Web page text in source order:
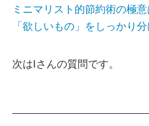
ミニマリスト的節約術の極
「欲しいもの」をしっかり
次はIさんの質問です。